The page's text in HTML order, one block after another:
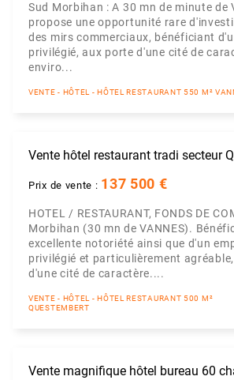
Sud Morbihan : A 30 mn de minute de
propose une opportunité rare
des mirs commerciaux, bénéficiant
privilégié, aux porte d'une cité de
enviro...
VENTE - HÔTEL - HÔTEL RESTAURANT 550 M²
Vente hôtel restaurant tradi secteur
Prix de vente : 137 500 €
HOTEL / RESTAURANT, FONDS DE
Morbihan (30 mn de VANNES).
excellente notoriété ainsi que d'un
privilégié et particulièrement
d'une cité de caractère....
VENTE - HÔTEL - HÔTEL RESTAURANT 500 M²
QUESTEMBERT
Vente magnifique hôtel bureau 60